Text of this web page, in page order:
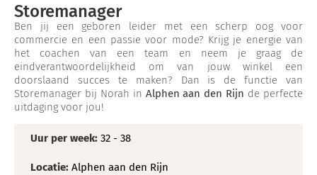
Storemanager
Ben jij een geboren leider met een scherp oog voor
commercie en een passie voor mode? Krijg je energie van
het coachen van een team en neem je graag de
eindverantwoordelijkheid om van jouw winkel een
doorslaand succes te maken? Dan is de functie van
Storemanager bij Norah in Alphen aan den Rijn de perfecte
uitdaging voor jou!
Uur per week: 32 - 38
Locatie: Alphen aan den Rijn